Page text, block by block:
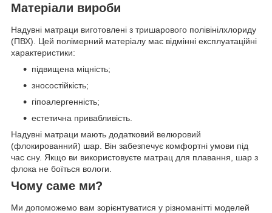
Матеріали вироби
Надувні матраци виготовлені з тришарового полівінілхлориду
(ПВХ). Цей полімерний матеріалу має відмінні експлуатаційні
характеристики:
підвищена міцність;
зносостійкість;
гіпоалергенність;
естетична привабливість.
Надувні матраци мають додатковий велюровий
(флокированний) шар. Він забезпечує комфортні умови під
час сну. Якщо ви використовуєте матрац для плавання, шар з
флока не боїться вологи.
Чому саме ми?
Ми допоможемо вам зорієнтуватися у різноманітті моделей